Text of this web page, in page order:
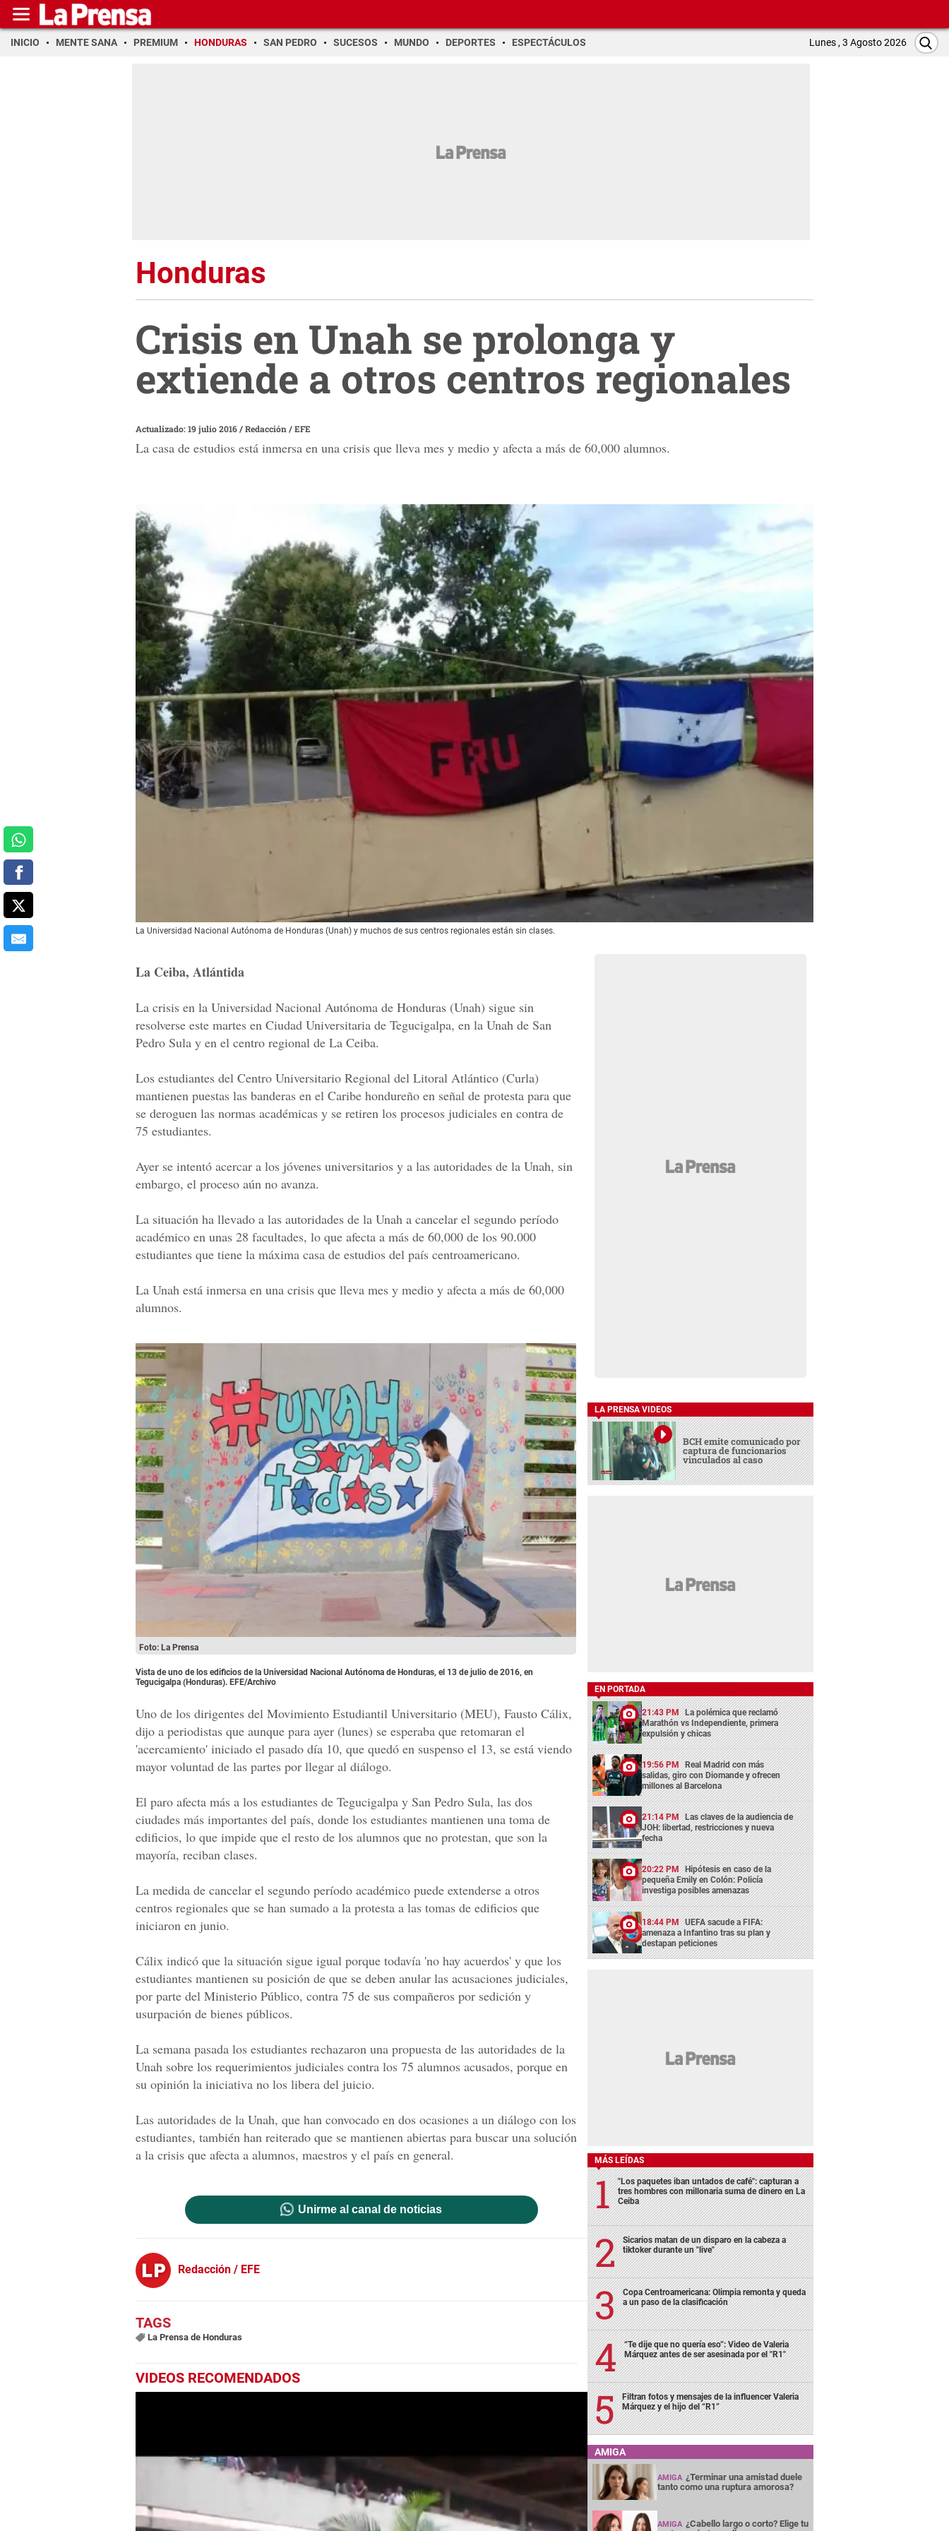
INICIO MENTE SANA PREMIUM HONDURAS SAN PEDRO SUCESOS MUNDO DEPORTES ESPECTÁCULOS Lunes , 3 Agosto 2026
Honduras
Crisis en Unah se prolonga y
extiende a otros centros regionales
Actualizado: 19 julio 2016/Redacción / EFE
La casa de estudios está inmersa en una crisis que lleva mes y medio y afecta a más de 60,000 alumnos.
La Universidad Nacional Autónoma de Honduras (Unah) y muchos de sus centros regionales están sin clases.
La Ceiba, Atlántida
La crisis en la Universidad Nacional Autónoma de Honduras (Unah) sigue sin
resolverse este martes en Ciudad Universitaria de Tegucigalpa, en la Unah de San
Pedro Sula y en el centro regional de La Ceiba.
Los estudiantes del Centro Universitario Regional del Litoral Atlántico (Curla)
mantienen puestas las banderas en el Caribe hondureño en señal de protesta para que
se deroguen las normas académicas y se retiren los procesos judiciales en contra de
75 estudiantes.
Ayer se intentó acercar a los jóvenes universitarios y a las autoridades de la Unah, sin
embargo, el proceso aún no avanza.
La situación ha llevado a las autoridades de la Unah a cancelar el segundo período
académico en unas 28 facultades, lo que afecta a más de 60,000 de los 90.000
estudiantes que tiene la máxima casa de estudios del país centroamericano.
La Unah está inmersa en una crisis que lleva mes y medio y afecta a más de 60,000
alumnos.
Foto: La Prensa
Vista de uno de los edificios de la Universidad Nacional Autónoma de Honduras, el 13 de julio de 2016, en
Tegucigalpa (Honduras). EFE/Archivo
Uno de los dirigentes del Movimiento Estudiantil Universitario (MEU), Fausto Cálix,
dijo a periodistas que aunque para ayer (lunes) se esperaba que retomaran el
'acercamiento' iniciado el pasado día 10, que quedó en suspenso el 13, se está viendo
mayor voluntad de las partes por llegar al diálogo.
El paro afecta más a los estudiantes de Tegucigalpa y San Pedro Sula, las dos
ciudades más importantes del país, donde los estudiantes mantienen una toma de
edificios, lo que impide que el resto de los alumnos que no protestan, que son la
mayoría, reciban clases.
La medida de cancelar el segundo período académico puede extenderse a otros
centros regionales que se han sumado a la protesta a las tomas de edificios que
iniciaron en junio.
Cálix indicó que la situación sigue igual porque todavía 'no hay acuerdos' y que los
estudiantes mantienen su posición de que se deben anular las acusaciones judiciales,
por parte del Ministerio Público, contra 75 de sus compañeros por sedición y
usurpación de bienes públicos.
La semana pasada los estudiantes rechazaron una propuesta de las autoridades de la
Unah sobre los requerimientos judiciales contra los 75 alumnos acusados, porque en
su opinión la iniciativa no los libera del juicio.
Las autoridades de la Unah, que han convocado en dos ocasiones a un diálogo con los
estudiantes, también han reiterado que se mantienen abiertas para buscar una solución
a la crisis que afecta a alumnos, maestros y el país en general.
Unirme al canal de noticias
Redacción / EFE
La Prensa de Honduras
VIDEOS RECOMENDADOS
LA PRENSA VIDEOS
BCH emite comunicado por
captura de funcionarios
vinculados al caso
EN PORTADA
21:43 PM La polémica que reclamó
Marathón vs Independiente, primera
expulsión y chicas
19:56 PM Real Madrid con más
salidas, giro con Diomande y ofrecen
millones al Barcelona
21:14 PM Las claves de la audiencia de
JOH: libertad, restricciones y nueva
fecha
20:22 PM Hipótesis en caso de la
pequeña Emily en Colón: Policía
investiga posibles amenazas
18:44 PM UEFA sacude a FIFA:
amenaza a Infantino tras su plan y
destapan peticiones
MÁS LEÍDAS
"Los paquetes iban untados de café": capturan a
tres hombres con millonaria suma de dinero en La
Ceiba
Sicarios matan de un disparo en la cabeza a
tiktoker durante un "live"
Copa Centroamericana: Olimpia remonta y queda
a un paso de la clasificación
“Te dije que no quería eso”: Video de Valeria
Márquez antes de ser asesinada por el "R1"
Filtran fotos y mensajes de la influencer Valeria
Márquez y el hijo del “R1”
AMIGA
AMIGA ¿Terminar una amistad duele
tanto como una ruptura amorosa?
AMIGA ¿Cabello largo o corto? Elige tu